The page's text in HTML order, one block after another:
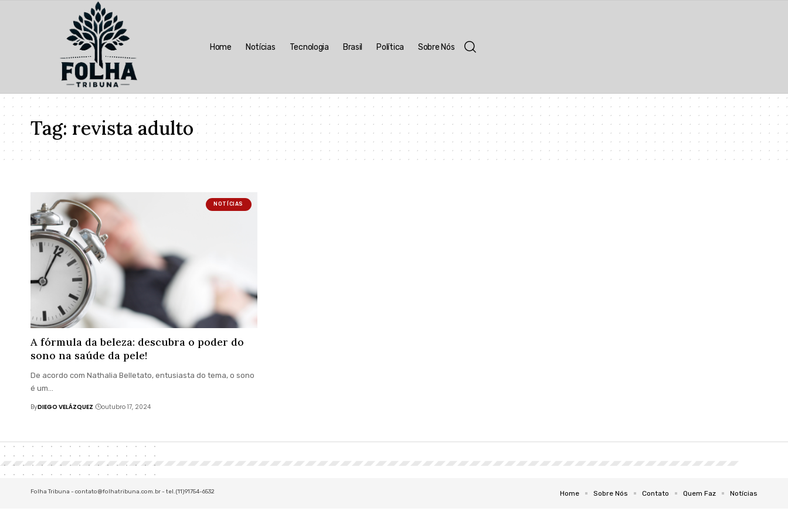
Home Notícias Tecnologia Brasil Política Sobre Nós
Tag: revista adulto
NOTÍCIAS
A fórmula da beleza: descubra o poder do
sono na saúde da pele!
De acordo com Nathalia Belletato, entusiasta do tema, o sono
é um…
ByDIEGO VELÁZQUEZ outubro 17, 2024
Folha Tribuna - contato@folhatribuna.com.br- tel.(11)91754-6532 Home Sobre Nós Contato Quem Faz Notícias